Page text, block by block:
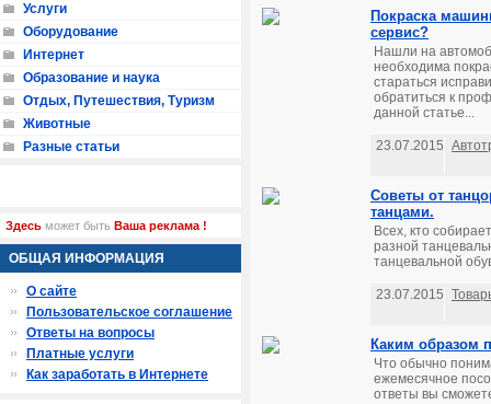
Покраска
сервис?
Нашли на
необходима
стараться
обратиться к
данной статье...
23.07.2015
Советы от
танцами.
Всех, кто
разной
танцевальной
23.07.2015
Каким образом
Что обычно
ежемесячное
ответы вы
Услуги
Оборудование
Интернет
Образование и наука
Отдых, Путешествия, Туризм
Животные
Разные статьи
Здесь может быть Ваша реклама !
ОБЩАЯ ИНФОРМАЦИЯ
О сайте
Пользовательское соглашение
Ответы на вопросы
Платные услуги
Как заработать в Интернете